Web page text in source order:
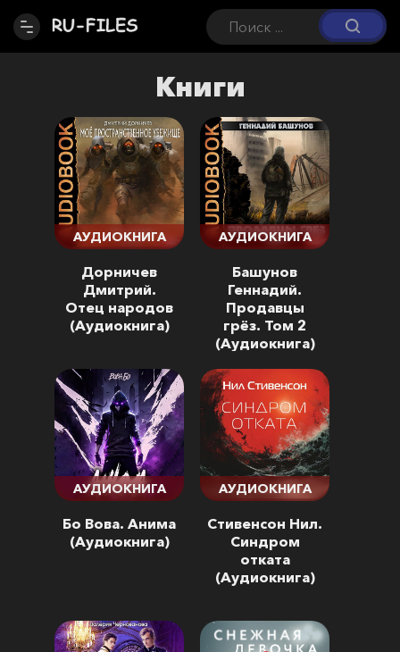
Книги
АУДИОКНИГА
Дорничев
Дмитрий.
Отец народов
(Аудиокнига)
АУДИОКНИГА
Башунов
Геннадий.
Продавцы
грёз. Том 2
(Аудиокнига)
АУДИОКНИГА
Бо Вова. Анима
(Аудиокнига)
АУДИОКНИГА
Стивенсон Нил.
Синдром
отката
(Аудиокнига)